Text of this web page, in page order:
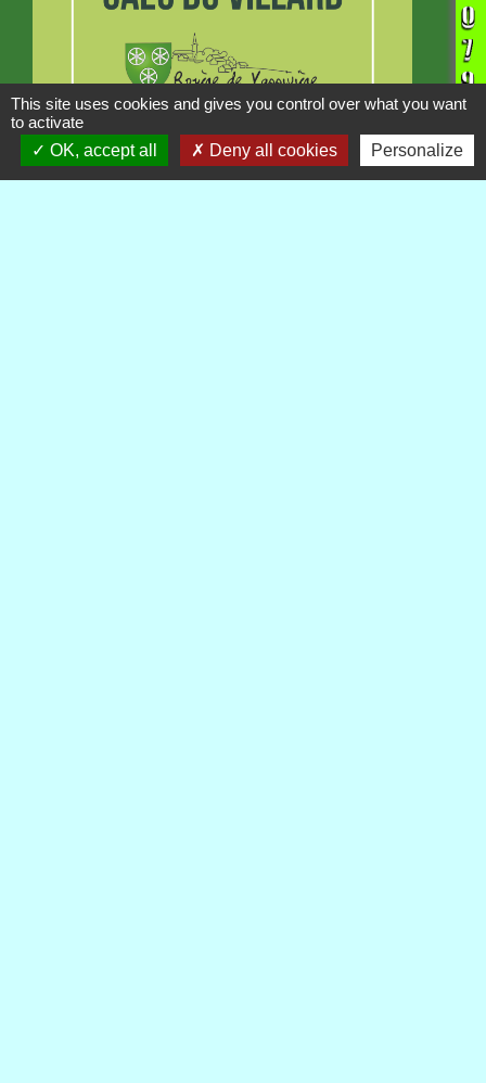
INFORMATION
This site uses cookies and gives you control over what you want
to activate
OK, accept all
Deny all cookies Personalize